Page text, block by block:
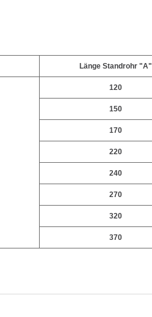
Länge Standrohr "A"
120
150
170
220
240
270
320
370